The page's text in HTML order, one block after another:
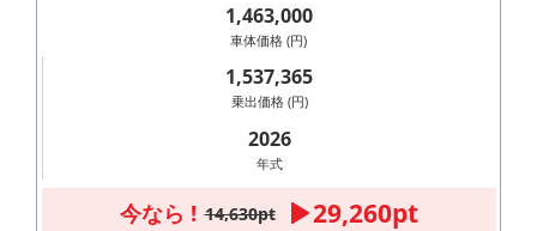
1,463,000
車体価格 (円)
1,537,365
乗出価格 (円)
2026
年式
今なら ! 14,630pt 29,260pt